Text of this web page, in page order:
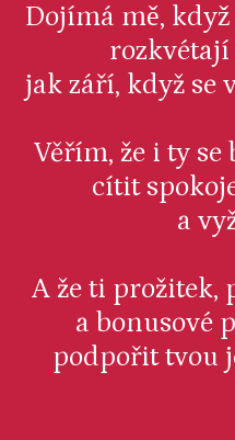
Dojímá mě,
rozkvétají
jak září, když se
Věřím, že i ty
cítit
a
A že ti prožitek,
a bonusové
podpořit tvou